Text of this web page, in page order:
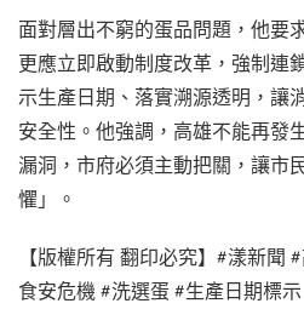
面對層出不窮的蛋品問題，他要
更應立即啟動制度改革，強制連
示生產日期、落實溯源透明，讓
安全性。他強調，高雄不能再發
漏洞，市府必須主動把關，讓市
懼」。
【版權所有 翻印必究】#漾新聞
食安危機 #洗選蛋 #生產日期標示